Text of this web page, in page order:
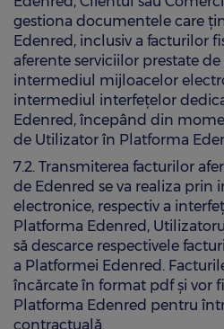
gestiona documentele care
Edenred, inclusiv a facturilor
aferente serviciilor prestate de
intermediul mijloacelor
intermediul interfețelor
Edenred, începând din
de Utilizator în Platforma
7.2. Transmiterea facturilor
de Edenred se va realiza
electronice, respectiv a
Platforma Edenred,
să descarce respectivele
a Platformei Edenred.
încărcate în format pdf şi vor
Platforma Edenred pentru
contractuală.